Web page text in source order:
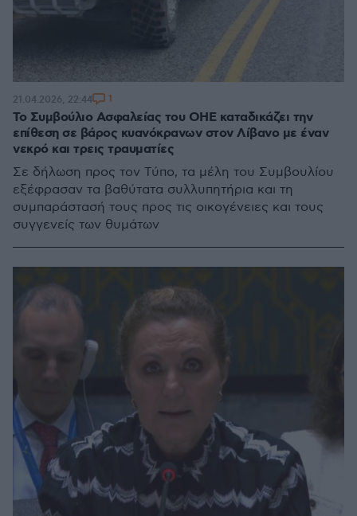
Το Συμβούλιο Ασφαλείας του ΟΗΕ καταδικάζει την
επίθεση σε βάρος κυανόκρανων στον Λίβανο με έναν
νεκρό και τρεις τραυματίες
Σε δήλωση προς τον Τύπο, τα μέλη του Συμβουλίου
εξέφρασαν τα βαθύτατα συλλυπητήρια και τη
συμπαράστασή τους προς τις οικογένειες και τους
συγγενείς των θυμάτων
21.04.2026, 22:44 1